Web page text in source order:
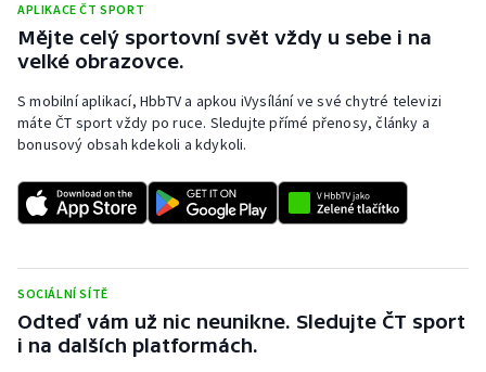
Plážový volejbal
Ragby
Rychlobruslení
Rychlostní kanoistika
Short track
Stolní tenis
APLIKACE ČT SPORT
Mějte celý sportovní svět vždy u sebe i na
velké obrazovce.
S mobilní aplikací, HbbTV a apkou iVysílání ve své chytré televizi
máte ČT sport vždy po ruce. Sledujte přímé přenosy, články a
bonusový obsah kdekoli a kdykoli.
SOCIÁLNÍ SÍTĚ
Odteď vám už nic neunikne. Sledujte ČT sport
i na dalších platformách.